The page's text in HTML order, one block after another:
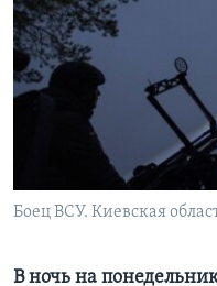
Learning English
СОЦИАЛЬНЫЕ СЕТИ
Языки
Боец ВСУ. Киевская
В ночь на